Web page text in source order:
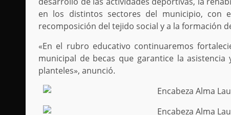
en los distintos sectores del municipio, con
recomposición del tejido social y a la formación
«En el rubro educativo continuaremos
municipal de becas que garantice la
planteles», anunció.